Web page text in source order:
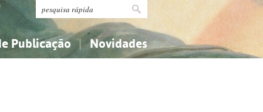
Publicação Novidades